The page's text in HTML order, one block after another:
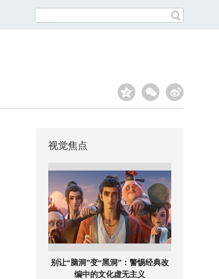
视觉焦点
别让“脑洞”变“黑洞”：警惕经典改
编中的文化虚无主义